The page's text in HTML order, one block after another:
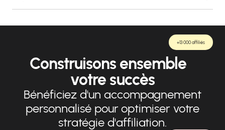
+13 000 affiliés
Construisons ensemble
votre succès
Bénéficiez d'un accompagnement
personnalisé pour optimiser votre
stratégie d'affiliation.